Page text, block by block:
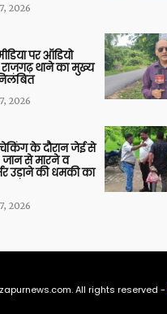
2026
पर ऑडियो
थाने का मुख्य
2026
के दौरान जेई से
जान से मारने व
उड़ाने की धमकी का
2026
All rights reserved -